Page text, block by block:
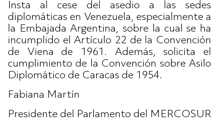
Insta al cese del asedio a las sedes
diplomáticas en Venezuela, especialmente a
la Embajada Argentina, sobre la cual se ha
incumplido el Artículo 22 de la Convención
de Viena de 1961. Además, solicita el
cumplimiento de la Convención sobre Asilo
Diplomático de Caracas de 1954.
Fabiana Martín
Presidente del Parlamento del MERCOSUR